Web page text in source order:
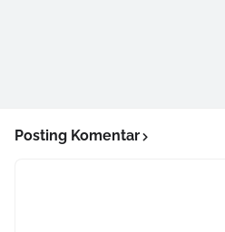
Posting Komentar